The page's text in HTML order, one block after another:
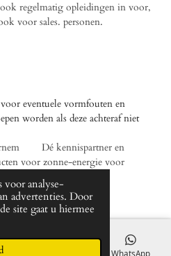
voor analyse-
advertenties. Door
site gaat u hiermee
regelmatig opleidingen in voor,
voor sales. personen.
eventuele vormfouten en
worden als deze achteraf niet
Dé kennispartner en
voor zonne-energie voor
WhatsApp